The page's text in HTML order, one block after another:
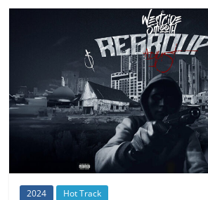
2024 Hot Track